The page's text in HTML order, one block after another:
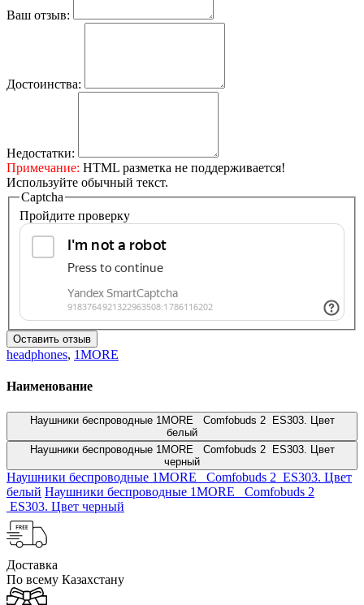
Ваш отзыв:
Достоинства:
Недостатки:
Примечание: HTML разметка не поддерживается!
Используйте обычный текст.
Captcha
Пройдите проверку
Оставить отзыв
headphones, 1MORE
Наименование
Наушники беспроводные 1MORE Comfobuds 2 ES303. Цвет
белый
Наушники беспроводные 1MORE Comfobuds 2 ES303. Цвет
черный
Наушники беспроводные 1MORE Comfobuds 2 ES303. Цвет
белый Наушники беспроводные 1MORE Comfobuds 2
ES303. Цвет черный
Доставка
По всему Казахстану